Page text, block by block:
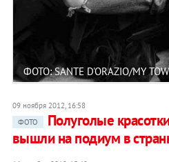
ФОТО: SANTE D'ORAZIO/MY
09 ноября 2012, 16:58
ФОТО
Полуголые
вышли на подиум в